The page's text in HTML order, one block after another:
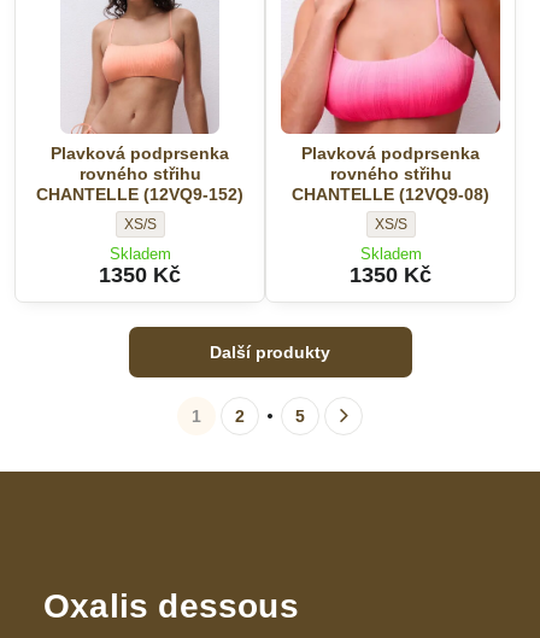
Plavková podprsenka
rovného střihu
CHANTELLE (12VQ9-152)
Plavková
podprsenka
rovného
152)
XS/S
Skladem
1350 Kč
Plavková podprsenka
rovného střihu
CHANTELLE (12VQ9-08)
Plavková
podprsenka
rovného
XS/S
Skladem
1350 Kč
Další produkty
1 2 5
Oxalis dessous